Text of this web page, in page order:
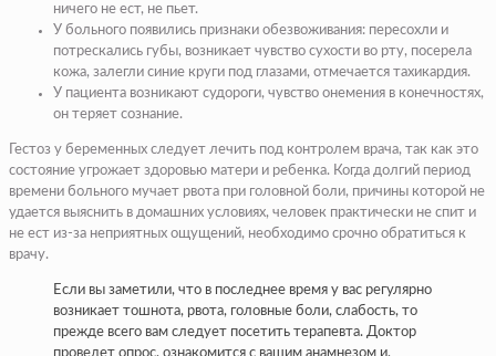
ничего не ест, не пьет.
У больного появились признаки обезвоживания: пересохли и
потрескались губы, возникает чувство сухости во рту, посерела
кожа, залегли синие круги под глазами, отмечается тахикардия.
У пациента возникают судороги, чувство онемения в конечностях,
он теряет сознание.
Гестоз у беременных следует лечить под контролем врача, так как это
состояние угрожает здоровью матери и ребенка. Когда долгий период
времени больного мучает рвота при головной боли, причины которой не
удается выяснить в домашних условиях, человек практически не спит и
не ест из-за неприятных ощущений, необходимо срочно обратиться к
врачу.
Если вы заметили, что в последнее время у вас регулярно
возникает тошнота, рвота, головные боли, слабость, то
прежде всего вам следует посетить терапевта. Доктор
проведет опрос, ознакомится с вашим анамнезом и,